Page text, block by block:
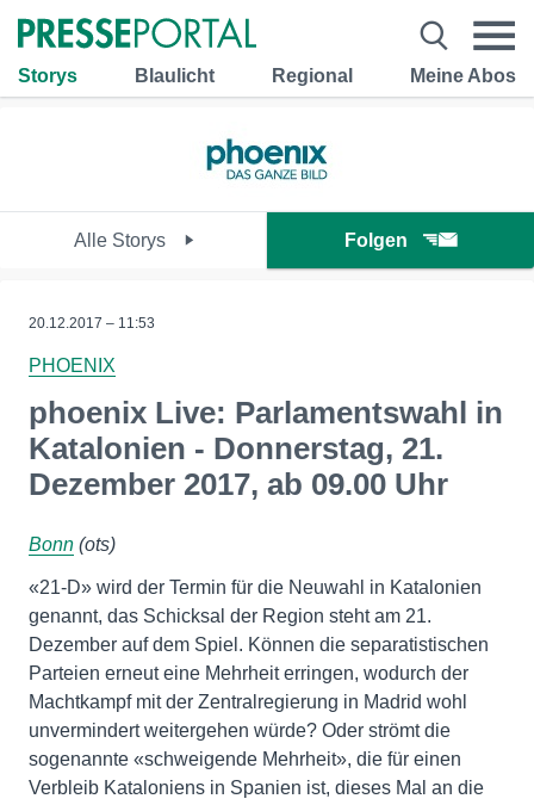
Storys Blaulicht Regional Meine Abos
Alle Storys Folgen
20.12.2017 – 11:53
PHOENIX
phoenix Live: Parlamentswahl in
Katalonien - Donnerstag, 21.
Dezember 2017, ab 09.00 Uhr
Bonn (ots)
«21-D» wird der Termin für die Neuwahl in Katalonien
genannt, das Schicksal der Region steht am 21.
Dezember auf dem Spiel. Können die separatistischen
Parteien erneut eine Mehrheit erringen, wodurch der
Machtkampf mit der Zentralregierung in Madrid wohl
unvermindert weitergehen würde? Oder strömt die
sogenannte «schweigende Mehrheit», die für einen
Verbleib Kataloniens in Spanien ist, dieses Mal an die